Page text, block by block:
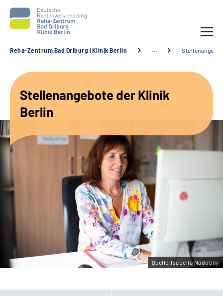
Unsere Angebote
Karriere
Leichte Sprache
Gebärdensprache
Reha-Zentrum Bad Driburg | Klinik Berlin …
Stellenangebote der Klinik
Berlin
Quelle:Isabella Nadobny